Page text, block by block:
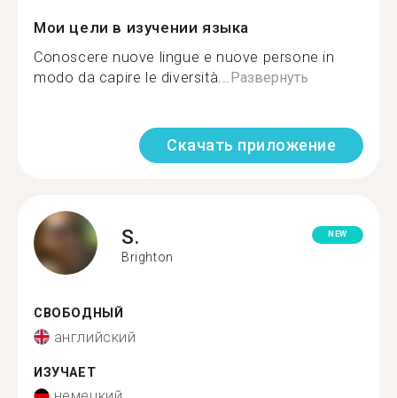
Мои цели в изучении языка
Conoscere nuove lingue e nuove persone in
modo da capire le diversità...Развернуть
Скачать приложение
S.
Brighton
NEW
СВОБОДНЫЙ
английский
ИЗУЧАЕТ